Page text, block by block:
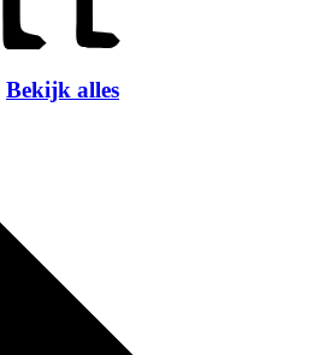
Bekijk alles